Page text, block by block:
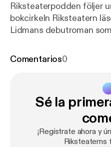
Riksteaterpodden följer
bokcirkeln Riksteatern
Lidmans debutroman
Comentarios0
Sé la
¡Regístrate ahora y
Riksteaterns